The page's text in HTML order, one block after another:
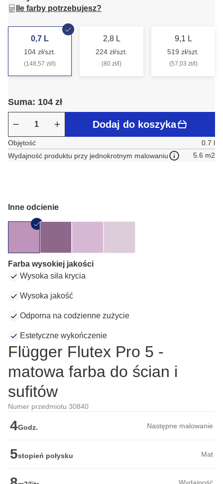
Ile farby potrzebujesz?
0,7 L
104 zł/szt.
(148,57 zł/l)
2,8 L
224 zł/szt.
(80 zł/l)
9,1 L
519 zł/szt.
(57,03 zł/l)
Suma: 104 zł
Dodaj do koszyka
Objętość
0.7 l
Wydajność produktu przy jednokrotnym malowaniu
5.6 m2
Inne odcienie
Farba wysokiej jakości
Wysoka siła krycia
Wysoka jakość
Odporna na codzienne zużycie
Estetyczne wykończenie
Flügger Flutex Pro 5 -
matowa farba do ścian i
sufitów
Numer przedmiotu 30840
4Godz. Następne malowanie
5stopień połysku Mat